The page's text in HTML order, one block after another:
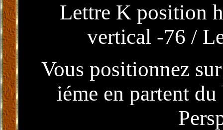
Lettre K position
vertical -76 /
Vous positionnez
iéme en partent